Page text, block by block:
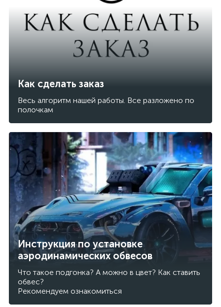
Как сделать заказ
Весь алгоритм нашей работы. Все разложено по
полочкам
Инструкция по установке
аэродинамических обвесов
Что такое подгонка? А можно в цвет? Как ставить
обвес?
Рекомендуем ознакомиться